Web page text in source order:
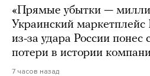
«Прямые убытки —
Украинский маркетплейс
из-за удара России
потери в истории
7 часов назад